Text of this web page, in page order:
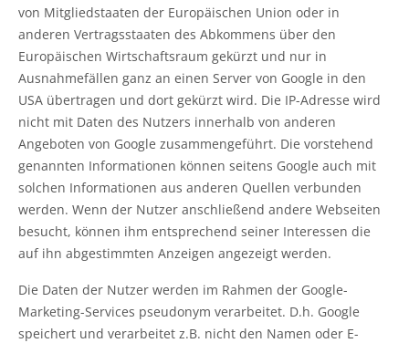
von Mitgliedstaaten der Europäischen Union oder in
anderen Vertragsstaaten des Abkommens über den
Europäischen Wirtschaftsraum gekürzt und nur in
Ausnahmefällen ganz an einen Server von Google in den
USA übertragen und dort gekürzt wird. Die IP-Adresse wird
nicht mit Daten des Nutzers innerhalb von anderen
Angeboten von Google zusammengeführt. Die vorstehend
genannten Informationen können seitens Google auch mit
solchen Informationen aus anderen Quellen verbunden
werden. Wenn der Nutzer anschließend andere Webseiten
besucht, können ihm entsprechend seiner Interessen die
auf ihn abgestimmten Anzeigen angezeigt werden.
Die Daten der Nutzer werden im Rahmen der Google-
Marketing-Services pseudonym verarbeitet. D.h. Google
speichert und verarbeitet z.B. nicht den Namen oder E-